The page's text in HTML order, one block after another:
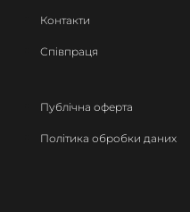
Контакти
Співпраця
Публічна оферта
Політика обробки даних